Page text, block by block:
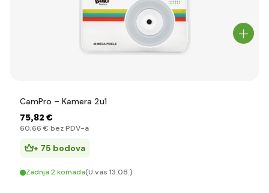
CamPro – Kamera 2u1
75,82 €
60,66 € bez PDV-a
+ 75 bodova
Zadnja 2 komada(U vas 13.08.)